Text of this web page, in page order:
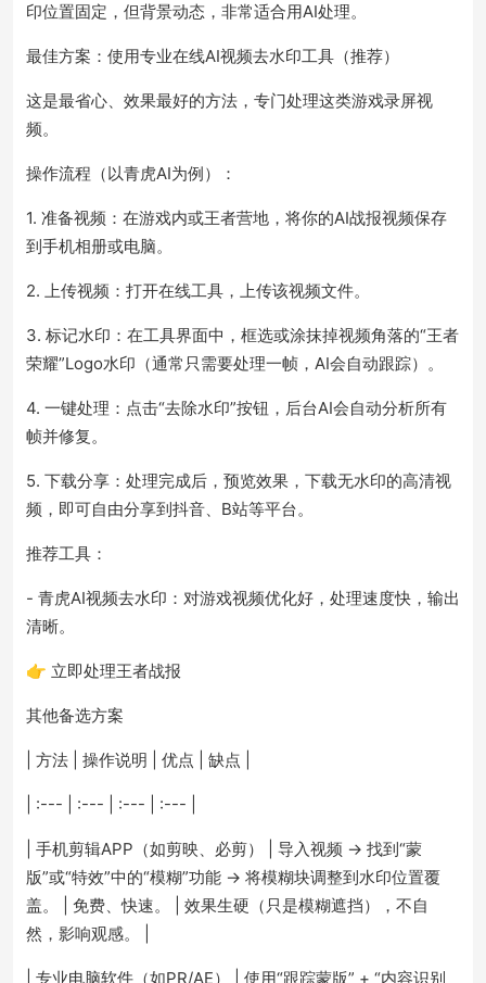
印位置固定，但背景动态，非常适合用AI处理。
最佳方案：使用专业在线AI视频去水印工具（推荐）
这是最省心、效果最好的方法，专门处理这类游戏录屏视
频。
操作流程（以青虎AI为例）：
1. 准备视频：在游戏内或王者营地，将你的AI战报视频保存
到手机相册或电脑。
2. 上传视频：打开在线工具，上传该视频文件。
3. 标记水印：在工具界面中，框选或涂抹掉视频角落的“王者
荣耀”Logo水印（通常只需要处理一帧，AI会自动跟踪）。
4. 一键处理：点击“去除水印”按钮，后台AI会自动分析所有
帧并修复。
5. 下载分享：处理完成后，预览效果，下载无水印的高清视
频，即可自由分享到抖音、B站等平台。
推荐工具：
- 青虎AI视频去水印：对游戏视频优化好，处理速度快，输出
清晰。
👉 立即处理王者战报
其他备选方案
| 方法 | 操作说明 | 优点 | 缺点 |
| :--- | :--- | :--- | :--- |
| 手机剪辑APP（如剪映、必剪） | 导入视频 → 找到“蒙
版”或“特效”中的“模糊”功能 → 将模糊块调整到水印位置覆
盖。 | 免费、快速。 | 效果生硬（只是模糊遮挡），不自
然，影响观感。 |
| 专业电脑软件（如PR/AE） | 使用“跟踪蒙版” + “内容识别